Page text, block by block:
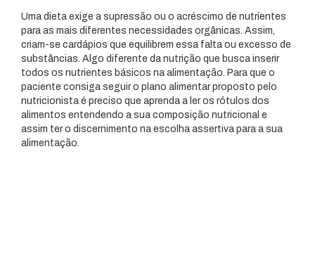
Uma dieta exige a supressão ou o acréscimo de nutrientes
para as mais diferentes necessidades orgânicas. Assim,
criam-se cardápios que equilibrem essa falta ou excesso de
substâncias. Algo diferente da nutrição que busca inserir
todos os nutrientes básicos na alimentação. Para que o
paciente consiga seguir o plano alimentar proposto pelo
nutricionista é preciso que aprenda a ler os rótulos dos
alimentos entendendo a sua composição nutricional e
assim ter o discernimento na escolha assertiva para a sua
alimentação.